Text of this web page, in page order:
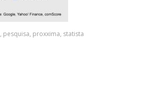
, pesquisa, proxxima, statista